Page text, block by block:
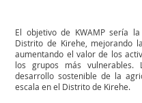
El objetivo de KWAMP sería
Distrito de Kirehe, mejorando
aumentando el valor de los
los grupos más vulnerables.
desarrollo sostenible de la
escala en el Distrito de Kirehe.